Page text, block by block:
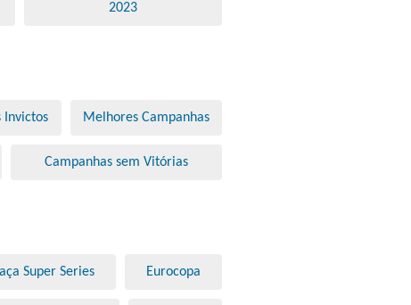
2023
Invictos Melhores Campanhas
Campanhas sem Vitórias
Super Series Eurocopa